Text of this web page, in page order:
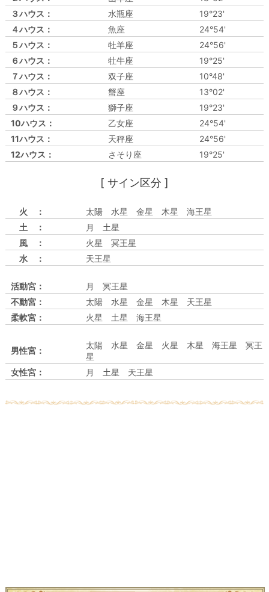
３ハウス：
水瓶座
19°23'
４ハウス：
魚座
24°54'
５ハウス：
牡羊座
24°56'
６ハウス：
牡牛座
19°25'
７ハウス：
双子座
10°48'
８ハウス：
蟹座
13°02'
９ハウス：
獅子座
19°23'
10ハウス：
乙女座
24°54'
11ハウス：
天秤座
24°56'
12ハウス：
さそり座 19°25'
[ サイン区分 ]
火 ：
太陽 水星 金星 木星 海王星
土 ：
月 土星
風 ：
火星 冥王星
水 ：
天王星
活動宮：
月 冥王星
不動宮：
太陽 水星 金星 木星 天王星
柔軟宮：
火星 土星 海王星
男性宮：
太陽 水星 金星 火星 木星 海王星 冥王
星
女性宮：
月 土星 天王星